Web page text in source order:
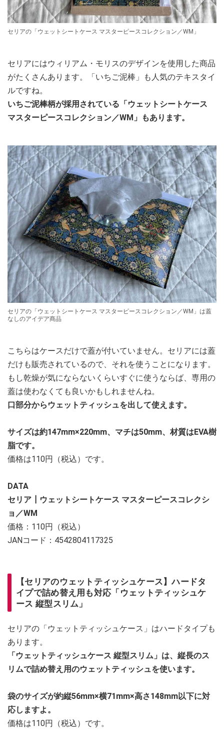
セリアの「ウェットシートケース マスターピースコレクション／WM」
セリアにはウィリアム・モリスのデザインを使用した商品
がたくさんあります。「いちご泥棒」も人気のテキスタイ
ルですね。
いちご泥棒柄が採用されている「ウェットシートケース
マスターピースコレクション／WM」もあります。
セリアの「ウェットシートケース マスターピースコレクション／WM」は蓋
なしのアイデア商品
こちらはケースだけで蓋が付いていません。セリアには蓋
だけも販売されているので、それを使うことになります。
もし乾燥が気にならないくらいすぐに使うならば、専用の
蓋は使わなくても良いかもしれませんね。
口部分からウェットティッシュを出して使えます。
サイズは約147mm×220mm、マチは50mm、材質はEVA樹
脂です。
価格は110円（税込）です。
DATA
セリア┃ウェットシートケース マスターピースコレクシ
ョ／WM
価格：110円（税込）
JANコード：4542804117325
【セリアのウェットティッシュケース】ハードタ
イプで詰め替え用も対応「ウェットティッシュケ
ース 縦型スリム」
セリアの「ウェットティッシュケース」はハードタイプも
あります。
「ウェットティッシュケース 縦型スリム」は、縦長のス
リムで詰め替え用のウェットティッシュを使います。
袋のサイズが約縦56mm×横71mm×高さ148mm以下に対
応しますよ。
価格は110円（税込）です。